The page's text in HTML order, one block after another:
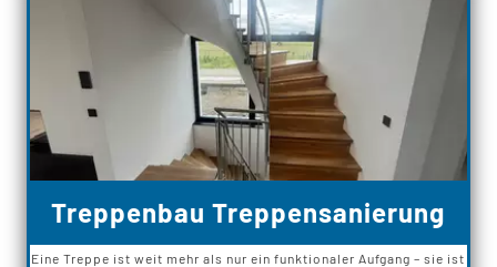
Treppenbau Treppensanierung
Eine Treppe ist weit mehr als nur ein funktionaler Aufgang – sie ist